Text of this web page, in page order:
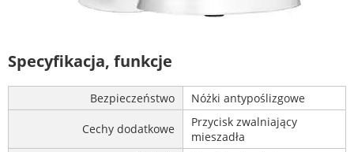
Specyfikacja, funkcje
Bezpieczeństwo Nóżki antypoślizgowe
Cechy dodatkowe
Przycisk zwalniający
mieszadła